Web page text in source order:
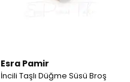
Esra Pamir
İncili Taşlı Düğme Süsü Broş